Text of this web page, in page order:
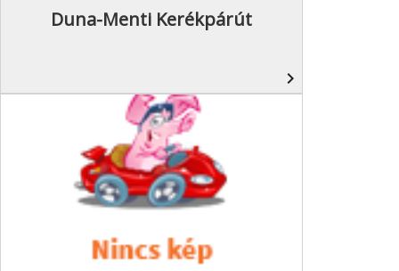
Duna-Menti Kerékpárút
navigate_next